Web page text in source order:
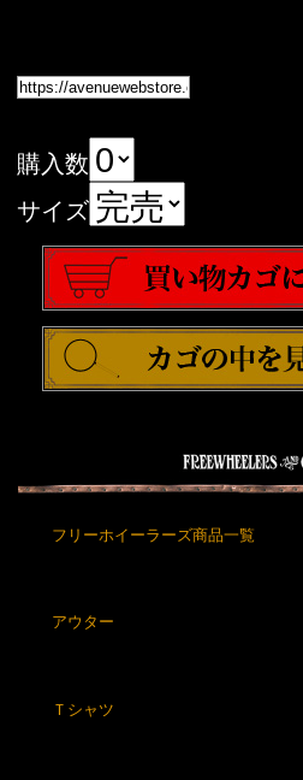
購入数
サイズ
フリーホイーラーズ商品一覧
アウター
Ｔシャツ